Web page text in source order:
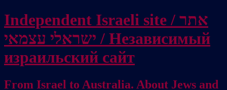
Independent Israeli site / אתר
ישראלי עצמאי / Независимый
израильский сайт
From Israel to Australia. About Jews and